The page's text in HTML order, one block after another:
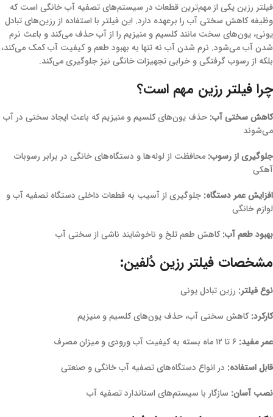
فیلتر رزین یکی از مهم‌ترین قطعات در سیستم‌های تصفیه آب خانگی است که
وظیفه کاهش سختی آب را برعهده دارد. این فیلتر با استفاده از رزین‌های تبادل
یونی، یون‌های سخت مانند کلسیم و منیزیم را از آب حذف می‌کند و باعث نرم
شدن آب می‌شود. نرم شدن آب نه تنها به بهبود طعم و کیفیت آب کمک می‌کند،
بلکه از رسوب گرفتگی و خرابی تجهیزات خانگی نیز جلوگیری می‌کند.
چرا فیلتر رزین مهم است؟
کاهش سختی آب: حذف یون‌های کلسیم و منیزیم که باعث ایجاد سختی در آب
می‌شوند
جلوگیری از رسوب: محافظت از لوله‌ها و دستگاه‌های خانگی در برابر رسوبات
آهکی
افزایش عمر دستگاه: جلوگیری از آسیب به قطعات داخلی دستگاه تصفیه آب و
لوازم خانگی
بهبود طعم آب:کاهش طعم تلخ و ناخوشایند ناشی از سختی آب
مشخصات فیلتر رزین دُلفین:
نوع فیلتر: رزین تبادل یونی
کارکرد:کاهش سختی آب، حذف یون‌های کلسیم و منیزیم
عمر مفید:
قابل استفاده: در انواع دستگاه‌های تصفیه آب خانگی و صنعتی
نصب آسان: سازگار با سیستم‌های استاندارد تصفیه آب